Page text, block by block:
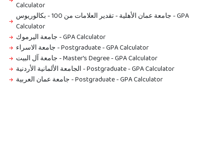
Calculator
جامعة عمان الأهلية - تقدير العلامات من 100 - بكالوريوس-GPA
Calculator
جامعة اليرموك-GPA Calculator
جامعة الاسراء - Postgraduate-GPA Calculator
جامعة آل البيت - Master's Degree-GPA Calculator
الجامعة الألمانية الأردنية - Postgraduate-GPA Calculator
جامعة عمان العربية - Postgraduate-GPA Calculator